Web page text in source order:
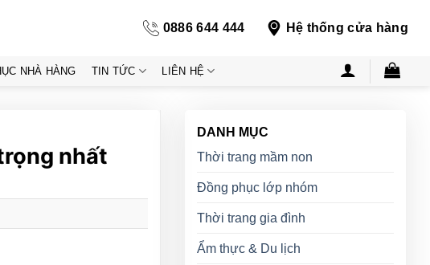
0886 644 444 Hệ thống cửa hàng
NHÀ HÀNG TIN TỨC LIÊN HỆ
nhất
DANH MỤC
Thời trang mầm non
Đồng phục lớp nhóm
Thời trang gia đình
Ẩm thực & Du lịch